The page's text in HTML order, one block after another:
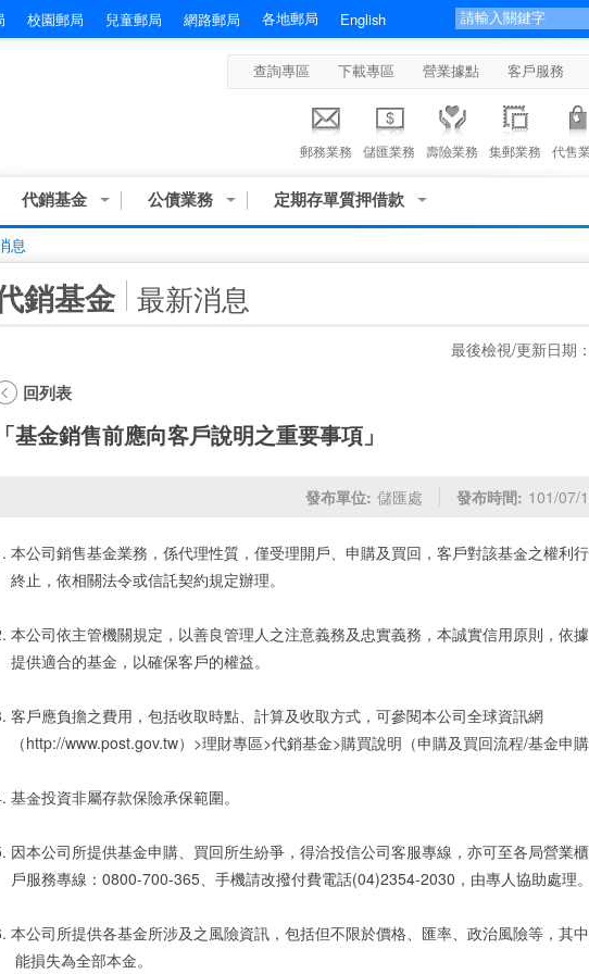
校園郵局 兒童郵局 網路郵局 各地郵局 English
查詢專區 下載專區 營業據點 客戶服務
郵務業務 儲匯業務 壽險業務 集郵業務 代售
代銷基金 公債業務 定期存單質押借款
息
銷基金 最新消息
最後檢視/更新日期
回列表
「基金銷售前應向客戶說明之重要事項」
發布單位: 儲匯處 發布時間: 101/07/
本公司銷售基金業務，係代理性質，僅受理開戶、申購及買回，客戶對該基金之權利
終止，依相關法令或信託契約規定辦理。
本公司依主管機關規定，以善良管理人之注意義務及忠實義務，本誠實信用原則，依
提供適合的基金，以確保客戶的權益。
客戶應負擔之費用，包括收取時點、計算及收取方式，可參閱本公司全球資訊網
（http://www.post.gov.tw）>理財專區>代銷基金>購買說明（申購及買回流程/基金申購
基金投資非屬存款保險承保範圍。
因本公司所提供基金申購、買回所生紛爭，得洽投信公司客服專線，亦可至各局營業
戶服務專線：0800-700-365、手機請改撥付費電話(04)2354-2030，由專人協助處理。
本公司所提供各基金所涉及之風險資訊，包括但不限於價格、匯率、政治風險等，其
能損失為全部本金。